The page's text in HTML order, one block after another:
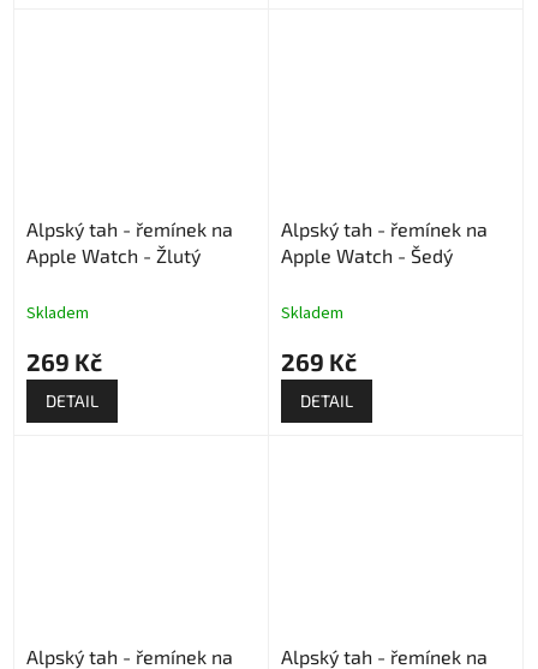
Alpský tah - řemínek na
Apple Watch - Žlutý
Skladem
269 Kč
DETAIL
Alpský tah - řemínek na
Apple Watch - Šedý
Skladem
269 Kč
DETAIL
Alpský tah - řemínek na
Alpský tah - řemínek na